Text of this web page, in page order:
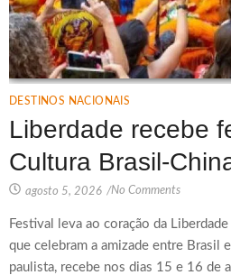
DESTINOS NACIONAIS
Liberdade recebe
Cultura Brasil-
agosto 5, 2026 /No Comments
Festival leva ao coração da
que celebram a amizade entre Brasil
paulista, recebe nos dias 15 e 16 de